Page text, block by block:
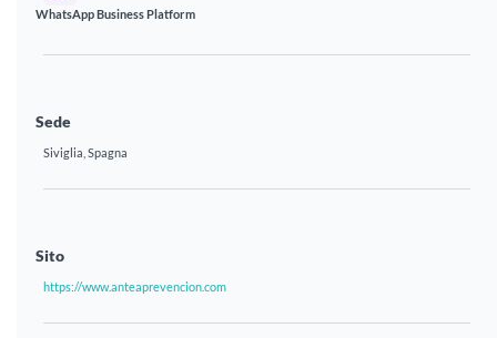
WhatsApp Business Platform
Sede
Siviglia, Spagna
Sito
https://www.anteaprevencion.com